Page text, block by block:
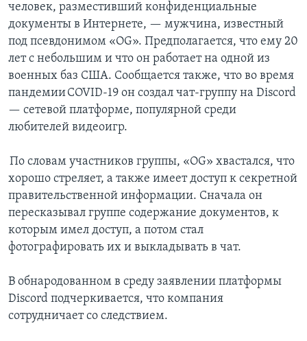
человек, разместивший конфиденциальные
документы в Интернете, — мужчина, известный
под псевдонимом «OG». Предполагается, что ему 20
лет с небольшим и что он работает на одной из
военных баз США. Сообщается также, что во время
пандемии COVID-19 он создал чат-группу на Discord
— сетевой платформе, популярной среди
любителей видеоигр.
По словам участников группы, «OG» хвастался, что
хорошо стреляет, а также имеет доступ к секретной
правительственной информации. Сначала он
пересказывал группе содержание документов, к
которым имел доступ, а потом стал
фотографировать их и выкладывать в чат.
В обнародованном в среду заявлении платформы
Discord подчеркивается, что компания
сотрудничает со следствием.